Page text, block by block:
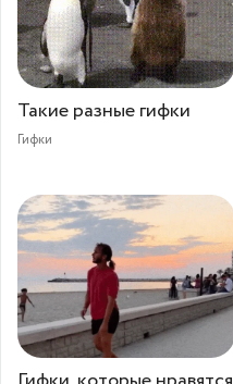
Такие разные гифки
Гифки